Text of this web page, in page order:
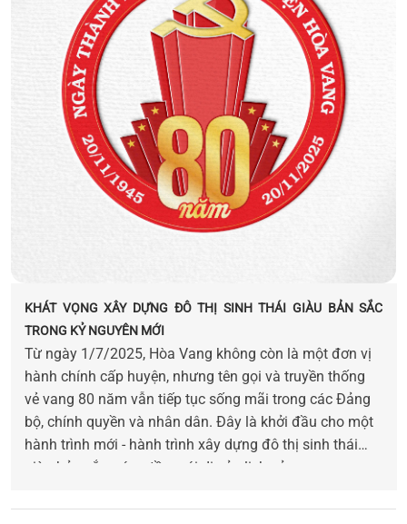
sáng văn hóa tiêu biểu của Hòa Vang và thành phố Đà
KHÁT VỌNG XÂY DỰNG ĐÔ THỊ SINH THÁI GIÀU BẢN SẮC
TRONG KỶ NGUYÊN MỚI
Từ ngày 1/7/2025, Hòa Vang không còn là một đơn vị
hành chính cấp huyện, nhưng tên gọi và truyền thống
vẻ vang 80 năm vẫn tiếp tục sống mãi trong các Đảng
bộ, chính quyền và nhân dân. Đây là khởi đầu cho một
hành trình mới - hành trình xây dựng đô thị sinh thái
giàu bản sắc, xứng tầm với di sản lịch sử.